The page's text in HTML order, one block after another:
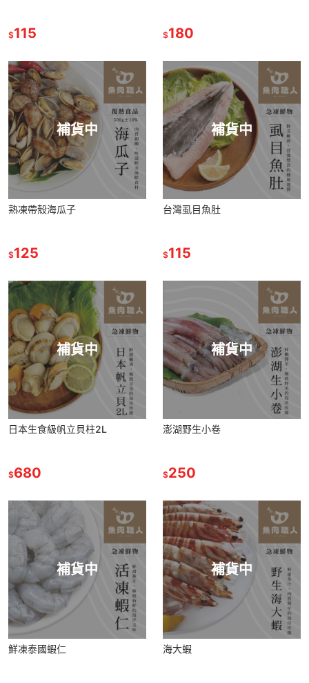
$115 $180
補貨中
熟凍帶殼海瓜子
$125
補貨中
台灣虱目魚肚
$115
補貨中
日本生食級帆立貝柱2L
$680
補貨中
澎湖野生小卷
$250
補貨中
鮮凍泰國蝦仁
補貨中
海大蝦